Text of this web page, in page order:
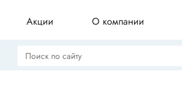
Акции О компании